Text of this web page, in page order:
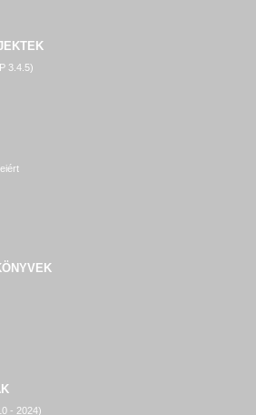
3.4.5)
- 2024)